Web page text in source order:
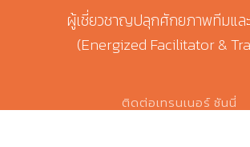
ผู้เชี่ยวชาญปลุกศักยภาพทีมแล
(Energized Facilitator &
ติดต่อเทรนเนอร์ ซันนี่